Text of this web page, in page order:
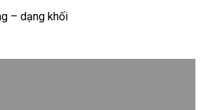
– dạng khối